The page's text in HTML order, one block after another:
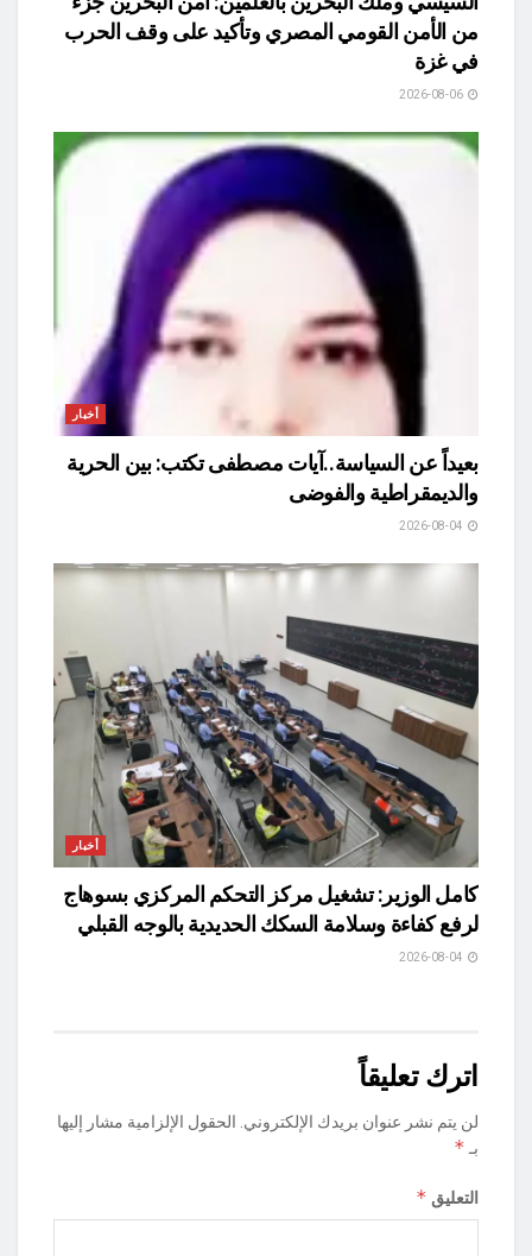
من الأمن القومي المصري وتأكيد على وقف الحرب
في غزة
أخبار
بعيداً عن السياسة..آيات مصطفى تكتب: بين الحرية
والديمقراطية والفوضى
أخبار
كامل الوزير: تشغيل مركز التحكم المركزي بسوهاج
لرفع كفاءة وسلامة السكك الحديدية بالوجه القبلي
اترك تعليقاً
لن يتم نشر عنوان بريدك الإلكتروني. الحقول الإلزامية مشار إليها
بـ *
التعليق *